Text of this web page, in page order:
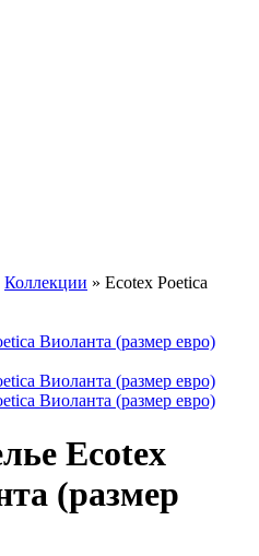
Коллекции » Ecotex Poetica
Ecotex
(размер